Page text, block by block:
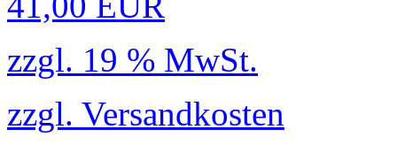
zzgl. 19 % MwSt.
zzgl. Versandkosten